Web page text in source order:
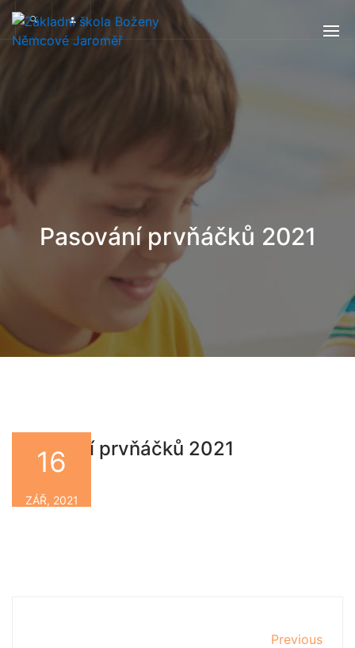
Pasování prvňáčků 2021
Pasování prvňáčků 2021
16
ZÁŘ, 2021
Previous